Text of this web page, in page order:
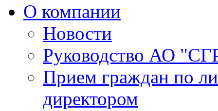
О компании
Новости
Руководство АО
Прием граждан по
директором